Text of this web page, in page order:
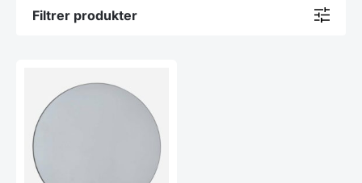
Filtrer produkter